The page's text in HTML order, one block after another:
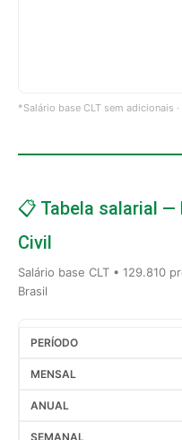
*Salário base CLT sem adicionais
📋 Tabela salarial
Civil
Salário base CLT • 129.810
Brasil